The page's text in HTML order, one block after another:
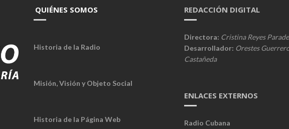
QUIÉNES SOMOS
Historia de la Radio
Misión, Visión y Objeto Social
Historia de la Página Web
REDACCIÓN DIGITAL
Directora: Cristina Reyes
Desarrollador: Orestes
Castañeda
ENLACES EXTERNOS
Radio Cubana